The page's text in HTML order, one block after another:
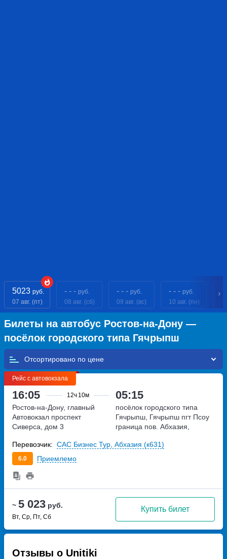
5023 руб.
07 авг. (пт)
- - - руб.
08 авг. (сб)
- - - руб.
09 авг. (вс)
- - - руб.
10 авг. (пн)
Билеты на автобус Ростов-на-Дону —
посёлок городского типа Гячрыпш
Отсортировано по
Рейс с автовокзала
16:05 12ч 10м 05:15
~ 5 023 руб.
Вт, Ср, Пт, Сб
Купить билет
Ростов-на-Дону, главный
Автовокзал проспект
Сиверса, дом 3
посёлок городского типа
Гячрыпш, Гячрыпш пгт Псоу
граница пов. Абхазия,
городского типа Гячрыпш
6.0 Приемлемо
Перевозчик: САС Бизнес Тур, Абхазия (к631)
Отзывы о Unitiki